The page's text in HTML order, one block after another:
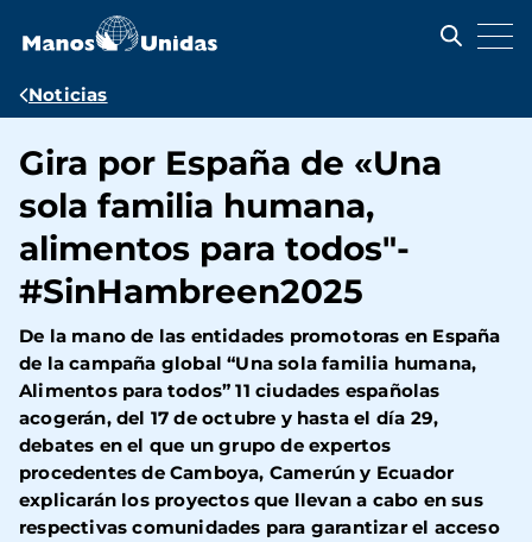
contenido
Ruta
navegación
Noticias
Gira por España de «Una
sola familia humana,
alimentos para todos"-
#SinHambreen2025
De la mano de las entidades promotoras en España
de la campaña global “Una sola familia humana,
Alimentos para todos” 11 ciudades españolas
acogerán, del 17 de octubre y hasta el día 29,
debates en el que un grupo de expertos
procedentes de Camboya, Camerún y Ecuador
explicarán los proyectos que llevan a cabo en sus
respectivas comunidades para garantizar el acceso